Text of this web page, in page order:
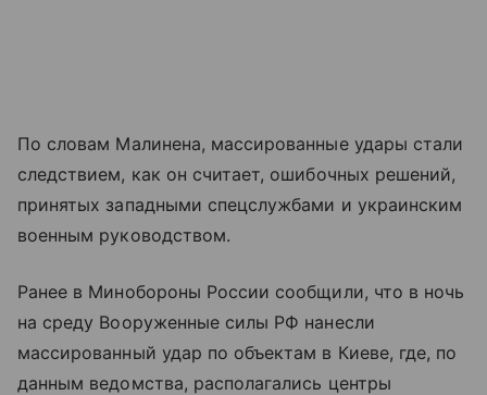
По словам Малинена, массированные удары стали
следствием, как он считает, ошибочных решений,
принятых западными спецслужбами и украинским
военным руководством.
Ранее в Минобороны России сообщили, что в ночь
на среду Вооруженные силы РФ нанесли
массированный удар по объектам в Киеве, где, по
данным ведомства, располагались центры